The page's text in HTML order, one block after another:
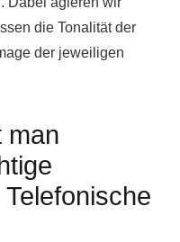
die Tonalität der
der jeweiligen
man